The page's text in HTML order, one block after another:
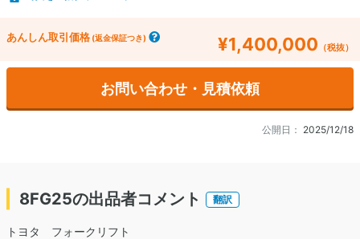
あんしん取引価格 (返金保証つき) ¥1,400,000 （税抜）
お問い合わせ・見積依頼
公開日： 2025/12/18
8FG25の出品者コメント 翻訳
トヨタ フォークリフト